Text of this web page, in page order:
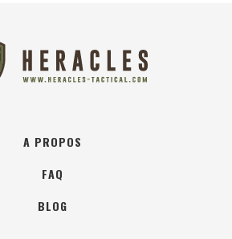
A PROPOS
FAQ
BLOG